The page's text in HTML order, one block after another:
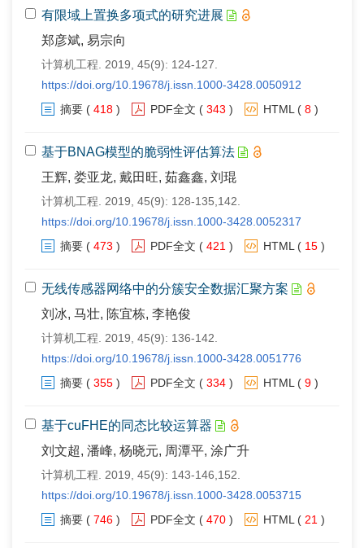
有限域上置换多项式的研究进展
郑彦斌, 易宗向
计算机工程. 2019, 45(9): 124-127.
https://doi.org/10.19678/j.issn.1000-3428.0050912
摘要 ( 418 ) PDF全文 ( 343 ) HTML ( 8 )
基于BNAG模型的脆弱性评估算法
王辉, 娄亚龙, 戴田旺, 茹鑫鑫, 刘琨
计算机工程. 2019, 45(9): 128-135,142.
https://doi.org/10.19678/j.issn.1000-3428.0052317
摘要 ( 473 ) PDF全文 ( 421 ) HTML ( 15 )
无线传感器网络中的分簇安全数据汇聚方案
刘冰, 马壮, 陈宜栋, 李艳俊
计算机工程. 2019, 45(9): 136-142.
https://doi.org/10.19678/j.issn.1000-3428.0051776
摘要 ( 355 ) PDF全文 ( 334 ) HTML ( 9 )
基于cuFHE的同态比较运算器
刘文超, 潘峰, 杨晓元, 周潭平, 涂广升
计算机工程. 2019, 45(9): 143-146,152.
https://doi.org/10.19678/j.issn.1000-3428.0053715
摘要 ( 746 ) PDF全文 ( 470 ) HTML ( 21 )